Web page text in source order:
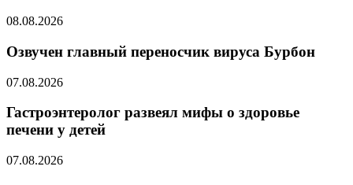
08.08.2026
Озвучен главный переносчик вируса Бурбон
07.08.2026
Гастроэнтеролог развеял мифы о здоровье
печени у детей
07.08.2026